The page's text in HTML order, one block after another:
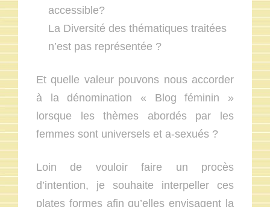
accessible?
La Diversité des thématiques traitées
n’est pas représentée ?
Et quelle valeur pouvons nous accorder
à la dénomination « Blog féminin »
lorsque les thèmes abordés par les
femmes sont universels et a-sexués ?
Loin de vouloir faire un procès
d’intention, je souhaite interpeller ces
plates formes afin qu’elles envisagent la